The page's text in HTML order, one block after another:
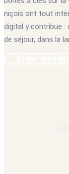
niçois ont tout
digital y contribue
de séjour, dans la